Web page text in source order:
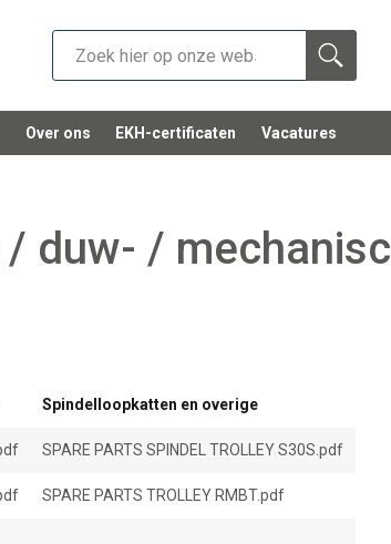
Over ons EKH-certificaten Vacatures
duw- /
Spindelloopkatten en overige
SPARE PARTS SPINDEL TROLLEY S30S.pdf
SPARE PARTS TROLLEY RMBT.pdf